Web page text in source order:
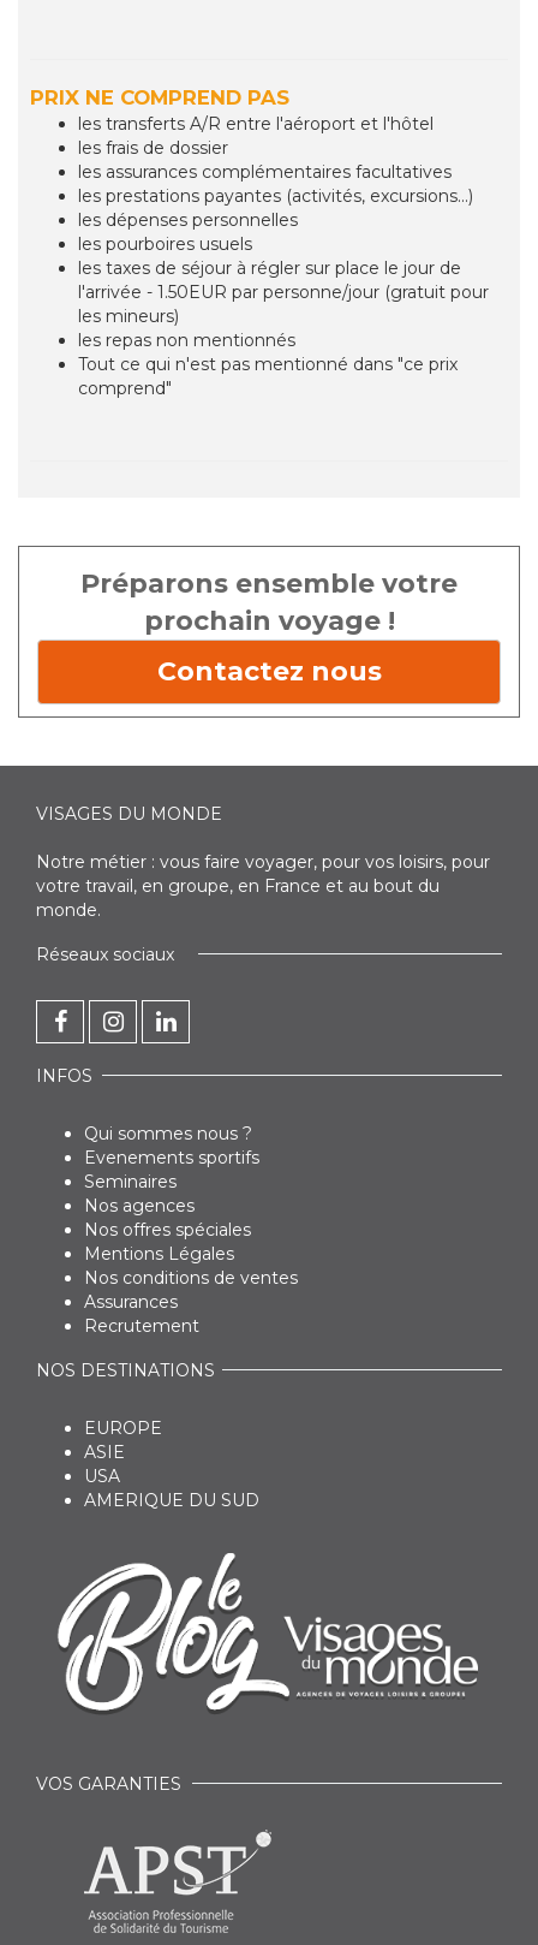
PRIX NE COMPREND PAS
les transferts A/R entre l'aéroport et l'hôtel
les frais de dossier
les assurances complémentaires facultatives
les prestations payantes (activités, excursions...)
les dépenses personnelles
les pourboires usuels
les taxes de séjour à régler sur place le jour de
l'arrivée - 1.50EUR par personne/jour (gratuit pour
les mineurs)
les repas non mentionnés
Tout ce qui n'est pas mentionné dans "ce prix
comprend"
Préparons ensemble votre
prochain voyage !
Contactez nous
VISAGES DU MONDE
Notre métier : vous faire voyager, pour vos loisirs, pour
votre travail, en groupe, en France et au bout du
monde.
Réseaux sociaux
INFOS
Qui sommes nous ?
Evenements sportifs
Seminaires
Nos agences
Nos offres spéciales
Mentions Légales
Nos conditions de ventes
Assurances
Recrutement
NOS DESTINATIONS
EUROPE
ASIE
USA
AMERIQUE DU SUD
VOS GARANTIES